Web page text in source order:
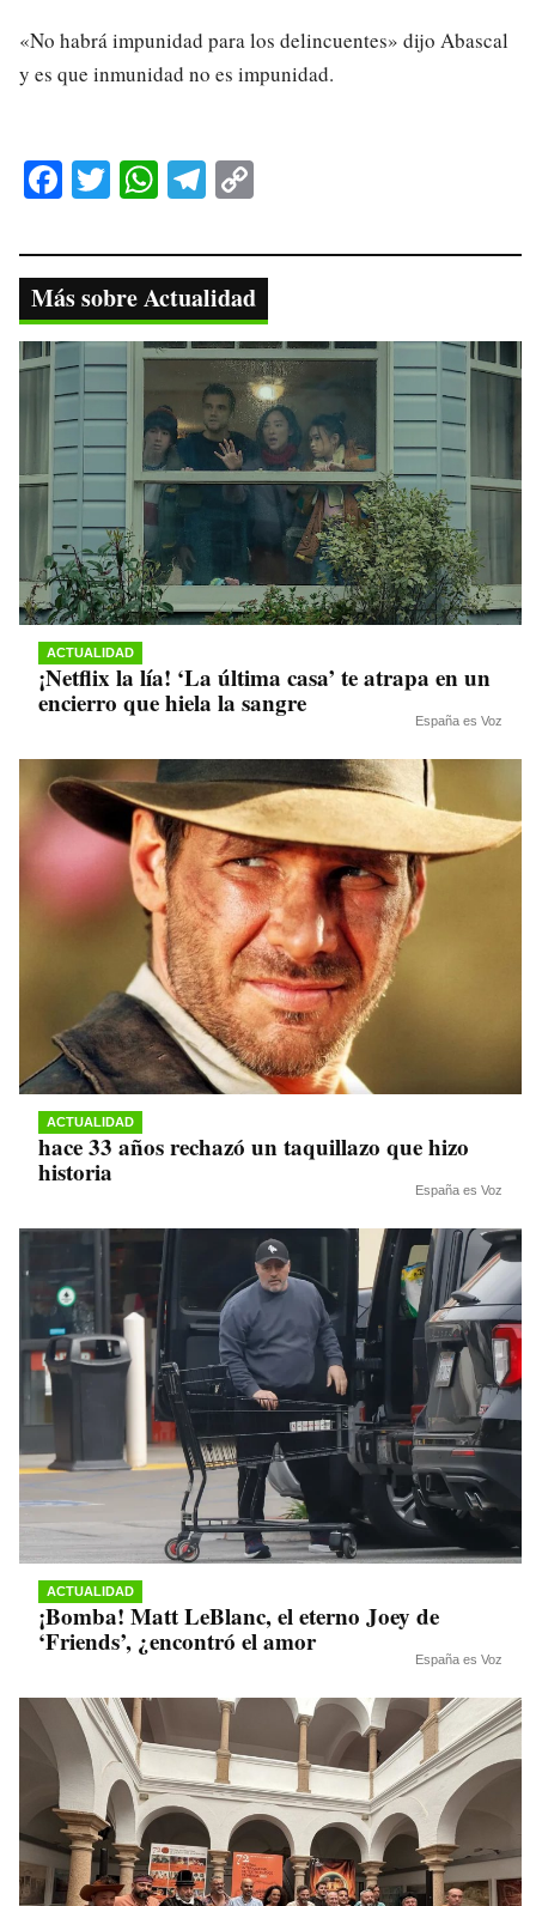
«No habrá impunidad para los delincuentes» dijo Abascal
y es que inmunidad no es impunidad.
Fa
bo
ok
T
tte
r
W
ts
A
pp
Te
gr
a
m
y
Li
nk
Más sobre Actualidad
ACTUALIDAD
¡Netflix la lía! ‘La última casa’ te atrapa en un
encierro que hiela la sangre
España es Voz
ACTUALIDAD
hace 33 años rechazó un taquillazo que hizo
historia
España es Voz
ACTUALIDAD
¡Bomba! Matt LeBlanc, el eterno Joey de
‘Friends’, ¿encontró el amor
España es Voz